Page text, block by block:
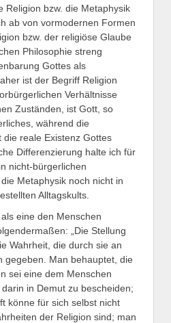
Religion bzw. die Metaphysik
ab von vormodernen Formen
bzw. der religiöse Glaube
Philosophie streng
Gottes als
ist der Begriff Religion
Verhältnisse
Zuständen, ist Gott, so
während die
die reale Existenz Gottes
Differenzierung halte ich für
nicht-bürgerlichen
Metaphysik noch nicht in
Alltagskults.
eine den Menschen
„Die Stellung
Wahrheit, die durch sie an
gegeben. Man behauptet, die
sei eine dem Menschen
in Demut zu bescheiden;
könne für sich selbst nicht
der Religion sind; man